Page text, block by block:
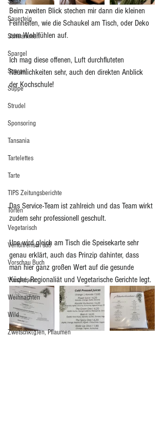
Sauerteig
Schwammerl
Spargel
Spargel
Suppe
Strudel
Sponsoring
Tansania
Tartelettes
Tarte
TIPS Zeitungsberichte
Torten
Vegetarisch
Verführerisch süß
Vorschau Buch
Vorspeisen
Weihnachten
Wild
Zwetschk(g)en, Pflaumen
Beim zweiten Blick stechen mir dann die kleinen
Feinheiten, wie die Schaukel am Tisch, oder Deko
zum Wohlfühlen auf.
Ich mag diese offenen, Luft durchfluteten
Räumlichkeiten sehr, auch den direkten Anblick
der Kochschule!
Das Service-Team ist zahlreich und das Team wirkt
zudem sehr professionell geschult.
Uns wird gleich am Tisch die Speisekarte sehr
genau erklärt, auch das Prinzip dahinter, dass
man hier ganz großen Wert auf die gesunde
Küche, Regionaliät und Vegetarische Gerichte legt.